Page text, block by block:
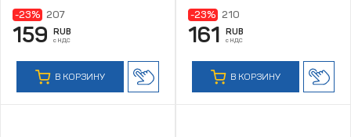
-23% 207
159 RUB
с НДС
В КОРЗИНУ
резьбой G3/8"
-23% 210
161 RUB
с НДС
В КОРЗИНУ